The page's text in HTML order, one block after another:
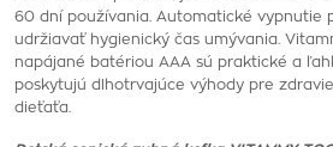
60 dní používania. Automatické vypnutie
udržiavať hygienický čas umývania.
napájané batériou AAA sú praktické a
poskytujú dlhotrvajúce výhody pre
dieťaťa.